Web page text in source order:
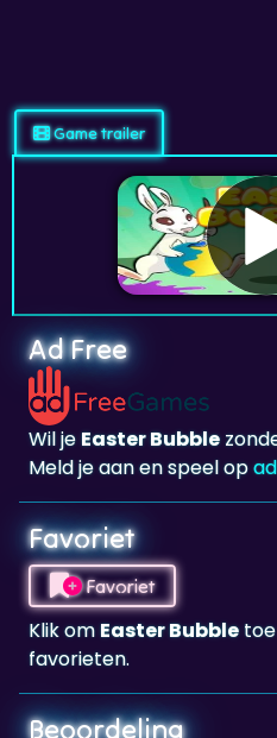
Ad Free
Wil je Easter Bubble
Meld je aan en speel op
Favoriet
Favoriet
Klik omEaster Bubble
favorieten.
Beoordeling